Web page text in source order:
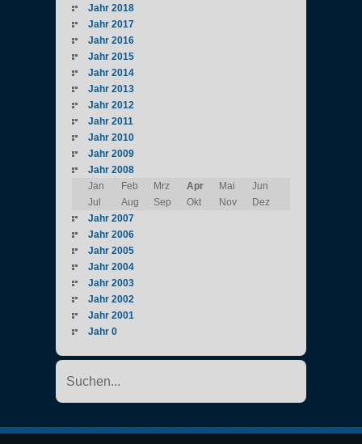
Jahr 2018
Jahr 2017
Jahr 2016
Jahr 2015
Jahr 2014
Jahr 2013
Jahr 2012
Jahr 2011
Jahr 2010
Jahr 2009
Jahr 2008
Jan
Feb Mrz Apr Mai
Jun
Jul
Aug Sep Okt Nov
Dez
Jahr 2007
Jahr 2006
Jahr 2005
Jahr 2004
Jahr 2003
Jahr 2002
Jahr 2001
Jahr 0